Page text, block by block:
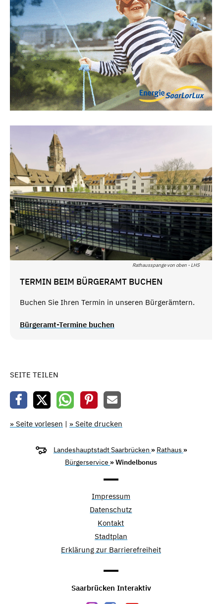
Rathausspange von oben - LHS
TERMIN BEIM BÜRGERAMT BUCHEN
Buchen Sie Ihren Termin in unseren Bürgerämtern.
Bürgeramt-Termine buchen
SEITE TEILEN
» Seite vorlesen | » Seite drucken
Landeshauptstadt Saarbrücken » Rathaus »
Bürgerservice » Windelbonus
Impressum
Datenschutz
Kontakt
Stadtplan
Erklärung zur Barrierefreiheit
Saarbrücken Interaktiv